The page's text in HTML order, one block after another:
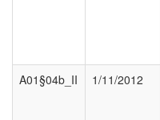
A01§04b_II
1/11/2012